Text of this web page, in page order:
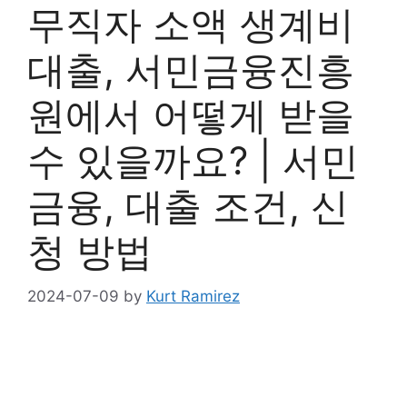
무직자 소액 생계비
대출, 서민금융진흥
원에서 어떻게 받을
수 있을까요? | 서민
금융, 대출 조건, 신
청 방법
2024-07-09 by Kurt Ramirez